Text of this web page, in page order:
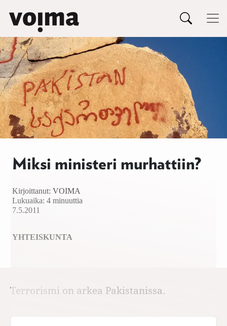
Siirry sisältöön
Päävalikko
Miksi ministeri murhattiin?
7.5.2011
Kirjoittanut: VOIMA
Lukuaika: 4 minuuttia
YHTEISKUNTA
Terrorismi on arkea Pakistanissa.